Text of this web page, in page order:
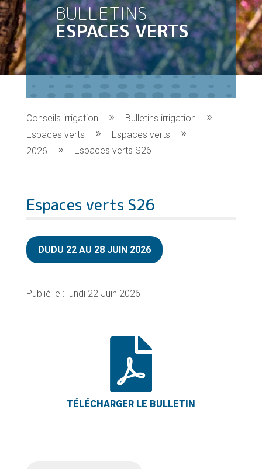
BULLETINS
ESPACES VERTS
Conseils irrigation
Bulletins irrigation
Espaces verts
Espaces verts
2026
Espaces verts S26
Espaces verts S26
DUDU 22 AU 28 JUIN 2026
lundi 22 Juin 2026
